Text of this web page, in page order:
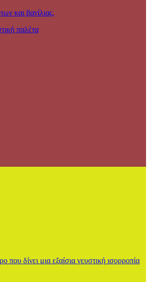
και βανίλιας.
παλέτα
δίνει μια εξαίσια γευστική ισορροπία